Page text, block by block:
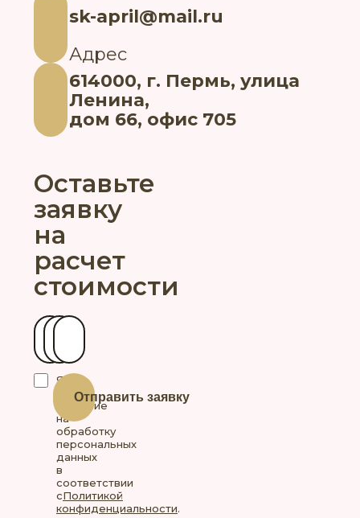
Оставьте
заявку
на
расчет
стоимости
Ваше имя
Контактный телефон
Ваш город
Я
даю
согласие
на
обработку
персональных
данных
в
соответствии
сПолитикой
конфиденциальности.
Отправить заявку
sk-april@mail.ru
Адрес
614000, г. Пермь, улица
Ленина,
дом 66, офис 705